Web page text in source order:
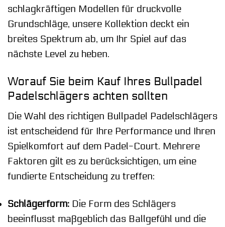
schlagkräftigen Modellen für druckvolle
Grundschläge, unsere Kollektion deckt ein
breites Spektrum ab, um Ihr Spiel auf das
nächste Level zu heben.
Worauf Sie beim Kauf Ihres Bullpadel
Padelschlägers achten sollten
Die Wahl des richtigen Bullpadel Padelschlägers
ist entscheidend für Ihre Performance und Ihren
Spielkomfort auf dem Padel-Court. Mehrere
Faktoren gilt es zu berücksichtigen, um eine
fundierte Entscheidung zu treffen:
Schlägerform: Die Form des Schlägers
beeinflusst maßgeblich das Ballgefühl und die